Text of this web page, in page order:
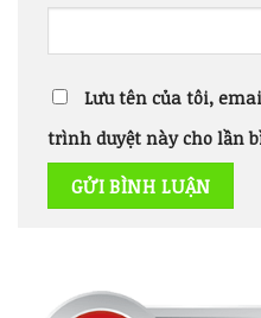
Lưu tên của tôi,
trình duyệt này cho lần